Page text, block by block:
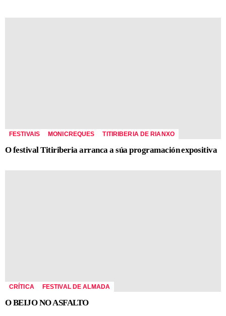
FESTIVAIS MONICREQUES TITIRIBERIA DE RIANXO
O festival Titiriberia arranca a súa programación expositiva
CRÍTICA FESTIVAL DE ALMADA
O BEIJO NO ASFALTO